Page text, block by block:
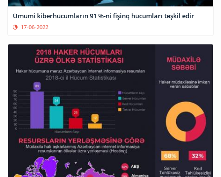
Ümumi kiberhücumların 91 %-ni fişinq hücumları təşkil edir
17-06-2022